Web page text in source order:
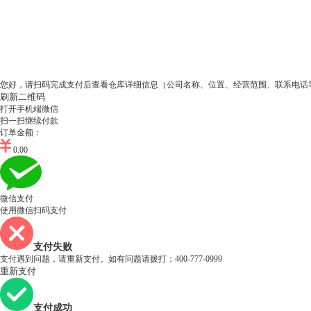
您好，请扫码完成支付后查看仓库详细信息（公司名称、位置、经营范围、联系电话
刷新二维码
打开手机端微信
扫一扫继续付款
订单金额：
0.00
微信支付
使用微信扫码支付
支付失败
支付遇到问题，请重新支付。如有问题请拨打： 400-777-0999
重新支付
支付成功